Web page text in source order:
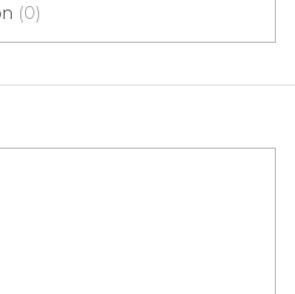
0
ROOTS 40 Midland
odesíláme do 2-3 dnů